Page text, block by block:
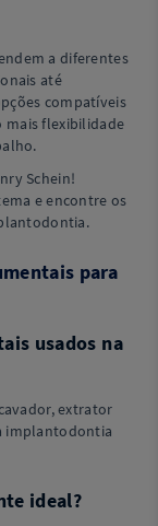
a diferentes
até
compatíveis
mais flexibilidade
Schein!
e encontre os
para
usados na
extrator
implantodontia
ideal?